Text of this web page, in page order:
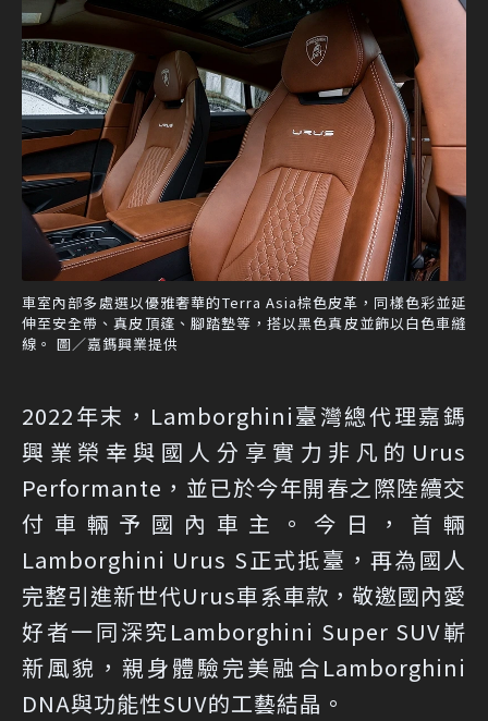
車室內部多處選以優雅奢華的Terra Asia棕色皮革，同樣色彩並延
伸至安全帶、真皮頂篷、腳踏墊等，搭以黑色真皮並飾以白色車縫
線。 圖／嘉鎷興業提供
2022年末，Lamborghini臺灣總代理嘉鎷
興業榮幸與國人分享實力非凡的Urus
Performante，並已於今年開春之際陸續交
付車輛予國內車主。今日，首輛
Lamborghini Urus S正式抵臺，再為國人
完整引進新世代Urus車系車款，敬邀國內愛
好者一同深究Lamborghini Super SUV嶄
新風貌，親身體驗完美融合Lamborghini
DNA與功能性SUV的工藝結晶。